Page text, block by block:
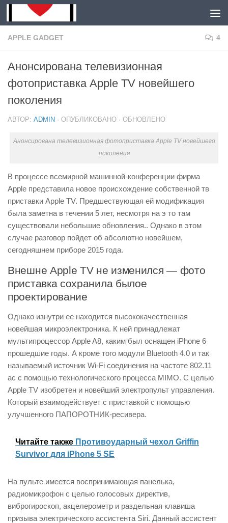
Skip to content
APPLE GADGET 4
Анонсирована телевизионная
фотоприставка Apple TV новейшего
поколения
АВТОР: ADMIN · ОПУБЛИКОВАНО · ОБНОВЛЕНО
Анонсирована телевизионная фотоприставка Apple TV новейшего
поколения
В процессе всемирной машинной-конференции фирма
Apple представила новое происхождение собственной тв
приставки Apple TV. Предшествующая ей модификация
была заметна в течении 5 лет, несмотря на э то там
существовали небольшие обновления.. Однако в этом
случае разговор пойдет об абсолютно новейшем,
сегодняшнем приборе 2015 года.
Внешне Apple TV не изменился — фото
приставка сохранила былое
проектирование
Однако изнутри ее находится высококачественная
новейшая микроэлектроника. К ней принадлежат
мультипроцессор Apple A8, каким был оснащен iPhone 6
прошедшие годы. А кроме того модули Bluetooth 4.0 и так
называемый источник Wi-Fi соединения на частоте 802.11
ac с помощью технологического процесса MIMO. С целью
Apple TV изобретен и новейший электропульт управления.
Который взаимодействует с приставкой с помощью
улучшенного ПАПОРОТНИК-ресивера.
Читайте также Противоударный чехол Griffin
Survivor для iPhone 5 SE
На пульте имеется воспринимающая панелька,
радиомикрофон с целью голосовых директив,
виброгироскоп, акцелерометр и раздельная клавиша
призыва электрического ассистента Siri. Данный ассистент